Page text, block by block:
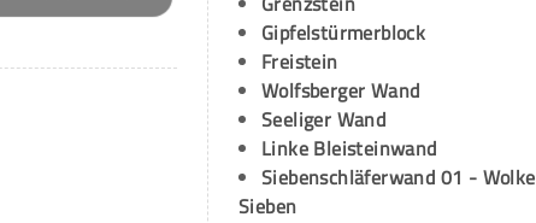
Gipfelstürmerblock
Freistein
Wolfsberger Wand
Seeliger Wand
Linke Bleisteinwand
Siebenschläferwand 01 - Wolke
Sieben